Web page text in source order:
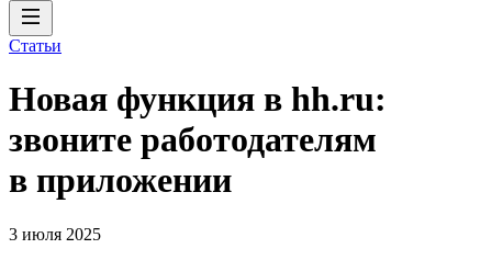
Статьи
Новая функция в hh.ru:
звоните работодателям
в приложении
3 июля 2025